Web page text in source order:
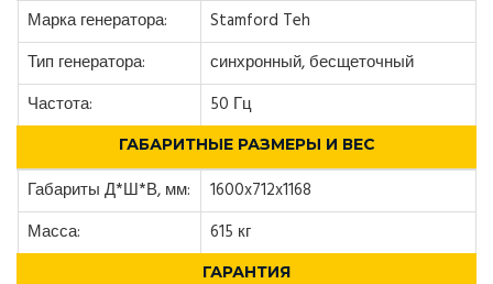
Марка генератора:
Stamford Teh
Тип генератора:
синхронный, бесщеточный
Частота:
50 Гц
ГАБАРИТНЫЕ РАЗМЕРЫ И ВЕС
Габариты Д*Ш*В, мм:
1600x712x1168
Масса:
615 кг
ГАРАНТИЯ